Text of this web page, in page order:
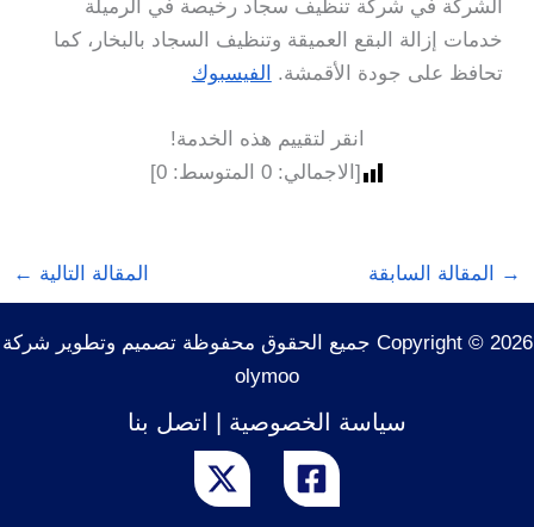
الشركة في شركة تنظيف سجاد رخيصة في الرميلة
خدمات إزالة البقع العميقة وتنظيف السجاد بالبخار، كما
تحافظ على جودة الأقمشة.
الفيسبوك
انقر لتقييم هذه الخدمة!
[الاجمالي:0 المتوسط:0
]
→ المقالة السابقة المقالة التالية ←
Copyright © 2026 جميع الحقوق محفوظة تصميم وتطوير شركة
olymoo
سياسة الخصوصية اتصل بنا